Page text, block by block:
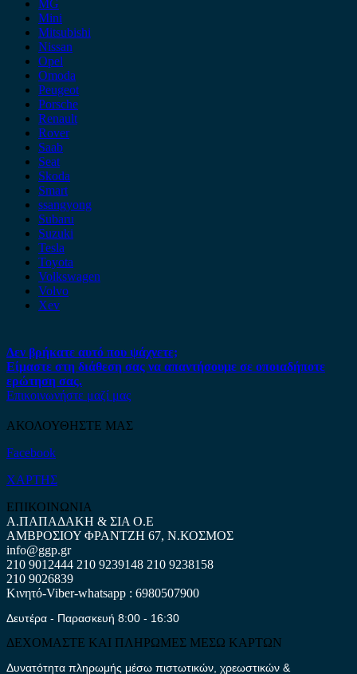
MG
Mini
Mitsubishi
Nissan
Opel
Omoda
Peugeot
Porsche
Renault
Rover
Saab
Seat
Skoda
Smart
ssangyong
Subaru
Suzuki
Tesla
Toyota
Volkswagen
Volvo
Xev
Δεν βρήκατε αυτό που ψάχνετε;
Είμαστε στη διάθεση σας να απαντήσουμε σε οποιαδήποτε
ερώτηση σας.
Επικοινωνήστε μαζί μας
ΑΚΟΛΟΥΘΗΣΤΕ ΜΑΣ
Facebook
ΧΑΡΤΗΣ
ΕΠΙΚΟΙΝΩΝΙΑ
Α.ΠΑΠΑΔΑΚΗ & ΣΙΑ Ο.Ε
ΑΜΒΡΟΣΙΟΥ ΦΡΑΝΤΖΗ 67, Ν.ΚΟΣΜΟΣ
info@ggp.gr
210 9012444 210 9239148 210 9238158
210 9026839
Κινητό-Viber-whatsapp : 6980507900
Δευτέρα - Παρασκευή 8:00 - 16:30
ΔΕΧΟΜΑΣΤΕ ΚΑΙ ΠΛΗΡΩΜΕΣ ΜΕΣΩ ΚΑΡΤΩΝ
Δυνατότητα πληρωμής μέσω πιστωτικών, χρεωστικών &